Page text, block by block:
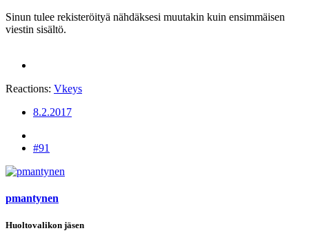
Sinun tulee rekisteröityä nähdäksesi muutakin kuin ensimmäisen
viestin sisältö.
Reactions: Vkeys
8.2.2017
#91
pmantynen
Huoltovalikon jäsen